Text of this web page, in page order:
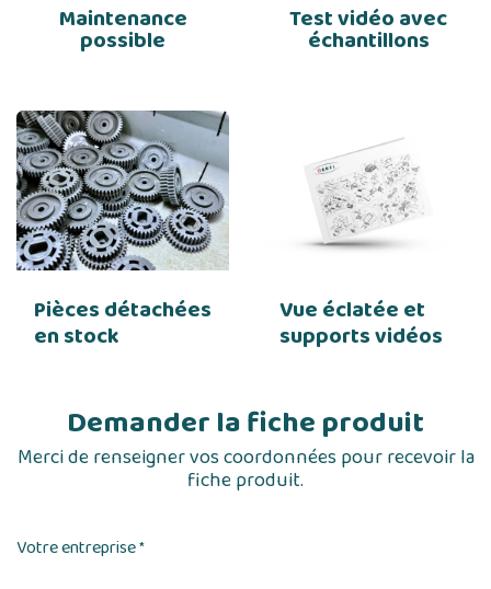
Maintenance
possible
Test vidéo avec
échantillons
Pièces détachées
en stock
Vue éclatée et
supports vidéos
Demander la fiche produit
Merci de renseigner vos coordonnées pour recevoir la
fiche produit.
Votre entreprise*